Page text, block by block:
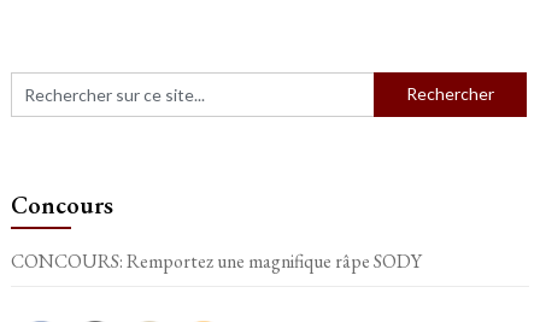
Concours
CONCOURS: Remportez une magnifique râpe SODY